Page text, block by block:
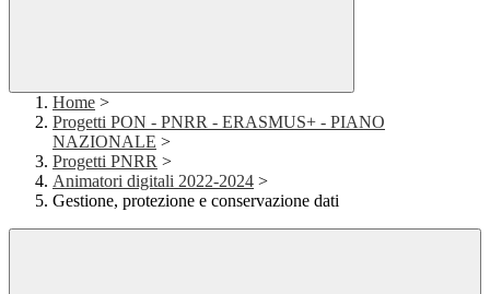
Home >
Progetti PON - PNRR - ERASMUS+ - PIANO
NAZIONALE >
Progetti PNRR >
Animatori digitali 2022-2024 >
Gestione, protezione e conservazione dati